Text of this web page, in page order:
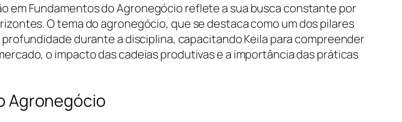
em Fundamentos do Agronegócio reflete a sua busca constante por
O tema do agronegócio, que se destaca como um dos pilares
durante a disciplina, capacitando Keila para compreender
o impacto das cadeias produtivas e a importância das práticas
Agronegócio